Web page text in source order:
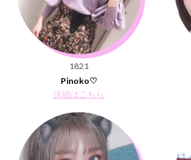
1821
Pinoko♡
詳細はこちら